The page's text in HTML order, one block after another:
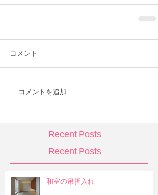
コメント
コメントを追加…
Recent Posts
Recent Posts
和室の吊押入れ